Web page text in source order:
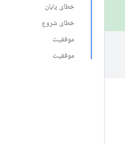
خطای پایان
خطای شروع
موفقیت
موفقیت